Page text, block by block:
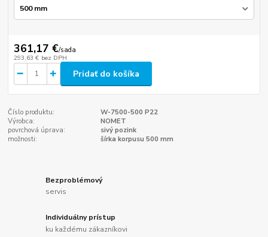
361,17 €/sada
293,63 € bez DPH
Pridať do košíka
Číslo produktu:
W-7500-500 P22
Výrobca:
NOMET
povrchová úprava:
sivý pozink
možnosti:
šírka korpusu 500 mm
Bezproblémový
servis
Individuálny prístup
ku každému zákazníkovi